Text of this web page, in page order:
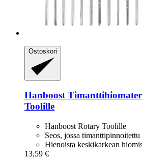
Ostoskori
Hanboost
Toolille
Hanboost Rotary Toolille
Seos, jossa timanttipinnoitettu
Hienoista keskikarkean
13,59 €